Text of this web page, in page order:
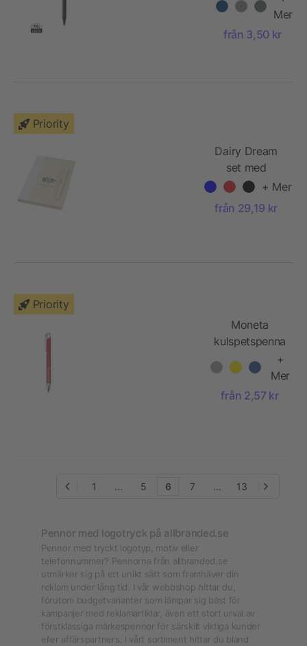
bambuclipsMer
från 3,50 kr
Priority
Dairy Dream
set med
anteckningsbok
i A5-format
och
+ Mer
från 29,19 kr
Priority
Moneta
kulspetspenna
av återvunnen
aluminium
+
Mer
från 2,57 kr
1 ... 5 6 7 ... 13
Pennor med logotryck på allbranded.se
Pennor med tryckt logotyp, motiv eller
telefonnummer? Pennorna från allbranded.se
utmärker sig på ett unikt sätt som framhäver din
reklam under lång tid. I vår webbshop hittar du,
förutom budgetvarianter som lämpar sig bäst för
kampanjer med reklamartiklar, även ett stort urval av
förstklassiga märkespennor för särskilt viktiga kunder
eller affärspartners. I vårt sortiment hittar du bland